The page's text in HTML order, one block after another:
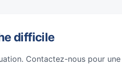
difficile
Contactez-nous pour